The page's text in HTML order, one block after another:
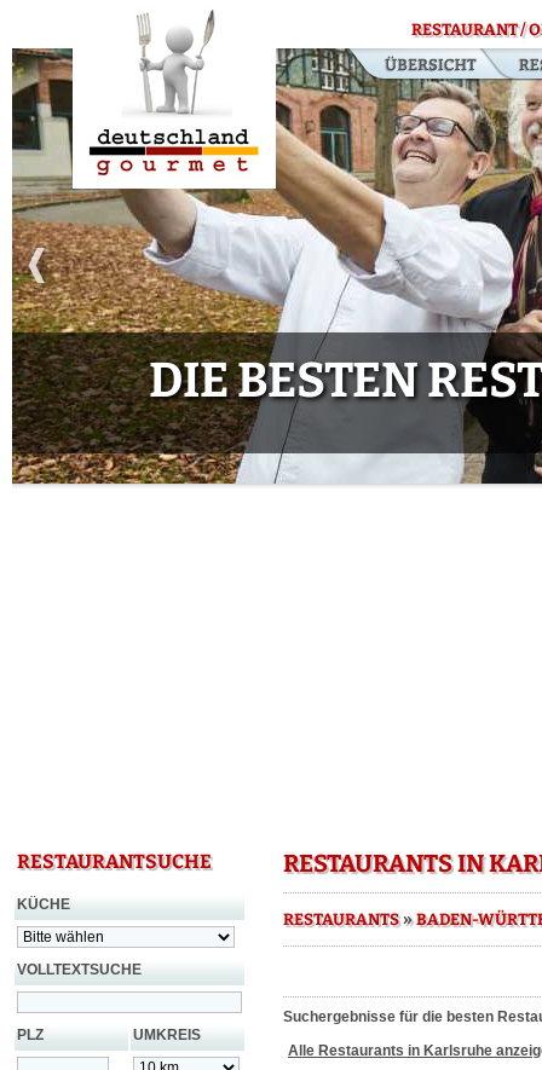
RESTAURANT /
DIE BESTEN
RESTAURANTSUCHE
KÜCHE
VOLLTEXTSUCHE
PLZ UMKREIS
RESTAURANTS IN
RESTAURANTS»BADEN-
Suchergebnisse für die besten
Alle Restaurants in Karlsruhe